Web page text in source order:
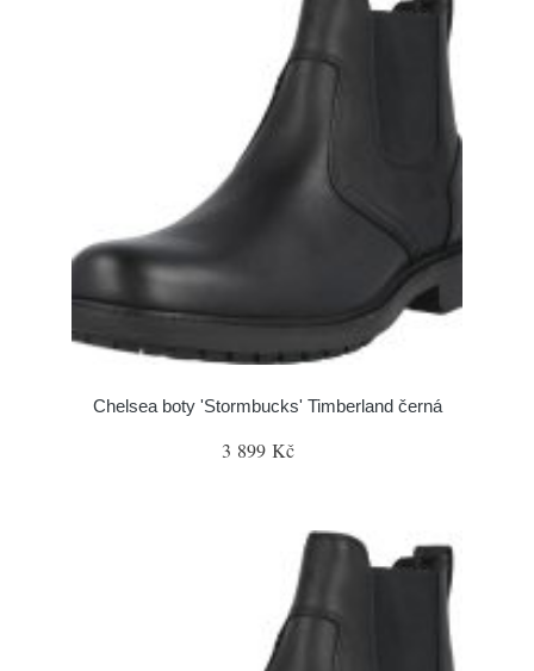
Chelsea boty 'Stormbucks' Timberland černá
3 899 Kč